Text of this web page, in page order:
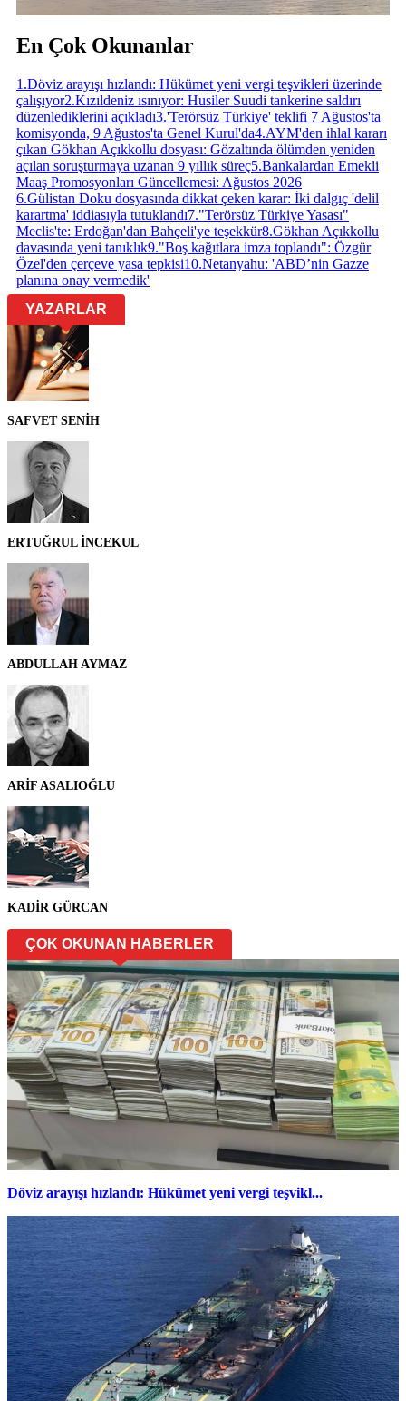
En Çok Okunanlar
1 .Döviz arayışı hızlandı: Hükümet yeni vergi teşvikleri üzerinde
çalışıyor2.Kızıldeniz ısınıyor: Husiler Suudi tankerine saldırı
düzenlediklerini açıkladı3.'Terörsüz Türkiye' teklifi 7 Ağustos'ta
komisyonda, 9 Ağustos'ta Genel Kurul'da4.AYM'den ihlal kararı
çıkan Gökhan Açıkkollu dosyası: Gözaltında ölümden yeniden
açılan soruşturmaya uzanan 9 yıllık süreç5.Bankalardan Emekli
Maaş Promosyonları Güncellemesi: Ağustos 2026
6.Gülistan Doku dosyasında dikkat çeken karar: İki dalgıç 'delil
karartma' iddiasıyla tutuklandı7."Terörsüz Türkiye Yasası"
Meclis'te: Erdoğan'dan Bahçeli'ye teşekkür8.Gökhan Açıkkollu
davasında yeni tanıklık9."Boş kağıtlara imza toplandı": Özgür
Özel'den çerçeve yasa tepkisi10.Netanyahu: 'ABD’nin Gazze
planına onay vermedik'
YAZARLAR
SAFVET SENİH
ERTUĞRUL İNCEKUL
ABDULLAH AYMAZ
ARİF ASALIOĞLU
KADİR GÜRCAN
ÇOK OKUNAN HABERLER
Döviz arayışı hızlandı: Hükümet yeni vergi teşvikl...